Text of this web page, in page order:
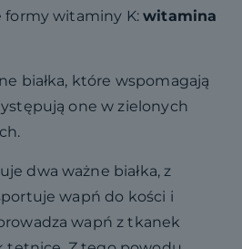
formy witaminy K:witamina
białka, które wspomagają
one w zielonych
dwa ważne białka, z
wapń do kości i
wapń z tkanek